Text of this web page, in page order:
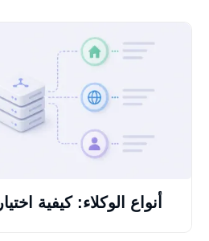
أنواع الوكلاء: كيفية